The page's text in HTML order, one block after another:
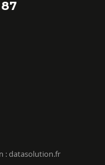
: datasolution.fr